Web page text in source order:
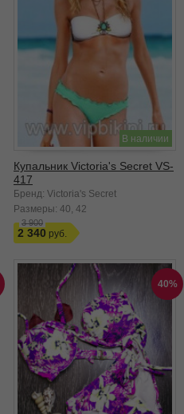
В наличии
Купальник Victoria's Secret VS-
417
Бренд: Victoria's Secret
Размеры: 40 42
3 900
2 340
40%